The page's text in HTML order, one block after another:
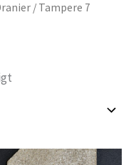
/ Tampere 7